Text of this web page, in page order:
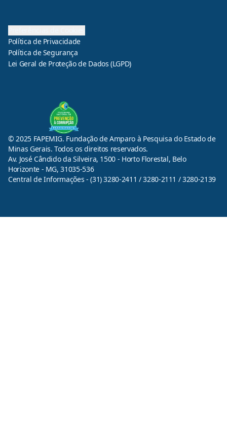
Política de Privacidade
Política de Segurança
Lei Geral de Proteção de Dados (LGPD)
© 2025 FAPEMIG. Fundação de Amparo à Pesquisa do Estado de
Minas Gerais. Todos os direitos reservados.
Av. José Cândido da Silveira, 1500 - Horto Florestal, Belo
Horizonte - MG, 31035-536
Central de Informações - (31) 3280-2411 / 3280-2111 / 3280-2139